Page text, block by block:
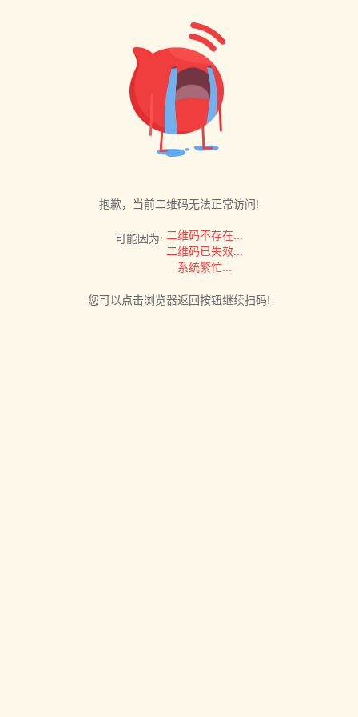
抱歉，当前二维码无法正常访问!
可能因为: 二维码不存在...
二维码已失效...
系统繁忙...
您可以点击浏览器返回按钮继续扫码!